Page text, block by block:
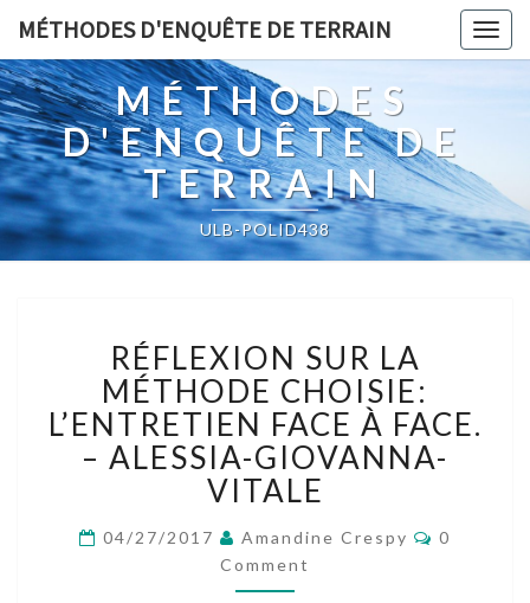
MÉTHODES D'ENQUÊTE DE TERRAIN
MÉTHODES
D'ENQUÊTE DE
TERRAIN
ULB-POLID438
SUR
LA
MÉTHODE
CHOISIE:
L’ENTRETIEN
FACE
FACE.
–
ALESSIA-
RÉFLEXION SUR LA
MÉTHODE CHOISIE:
L’ENTRETIEN FACE À FACE.
– ALESSIA-GIOVANNA-
VITALE
04/27/2017 Amandine Crespy
0
Comment